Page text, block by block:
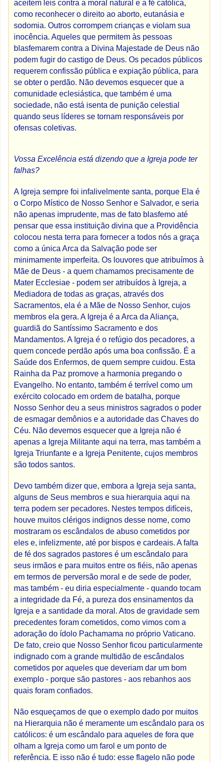
aceitem leis contra a moral natural e a fé católica,
como reconhecer o direito ao aborto, eutanásia e
sodomia. Outros corrompem crianças e violam sua
inocência. Aqueles que permitem às pessoas
blasfemarem contra a Divina Majestade de Deus não
podem fugir do castigo de Deus. Os pecados públicos
requerem confissão pública e expiação pública, para
se obter o perdão. Não devemos esquecer que a
comunidade eclesiástica, que também é uma
sociedade, não está isenta de punição celestial
quando seus líderes se tornam responsáveis ​​por
ofensas coletivas.
Vossa Excelência está dizendo que a Igreja pode ter
falhas?
A Igreja sempre foi infalivelmente santa, porque Ela é
o Corpo Místico de Nosso Senhor e Salvador, e seria
não apenas imprudente, mas de fato blasfemo até
pensar que essa instituição divina que a Providência
colocou nesta terra para fornecer a todos nós a graça
como a única Arca da Salvação pode ser
minimamente imperfeita. Os louvores que atribuímos à
Mãe de Deus - a quem chamamos precisamente de
Mater Ecclesiae - podem ser atribuídos à Igreja, a
Mediadora de todas as graças, através dos
Sacramentos, ela é a Mãe de Nosso Senhor, cujos
membros ela gera. A Igreja é a Arca da Aliança,
guardiã do Santíssimo Sacramento e dos
Mandamentos. A Igreja é o refúgio dos pecadores, a
quem concede perdão após uma boa confissão. É a
Saúde dos Enfermos, de quem sempre cuidou. Esta
Rainha da Paz promove a harmonia pregando o
Evangelho. No entanto, também é terrível como um
exército colocado em ordem de batalha, porque
Nosso Senhor deu a seus ministros sagrados o poder
de esmagar demônios e a autoridade das Chaves do
Céu. Não devemos esquecer que a Igreja não é
apenas a Igreja Militante aqui na terra, mas também a
Igreja Triunfante e a Igreja Penitente, cujos membros
são todos santos.
Devo também dizer que, embora a Igreja seja santa,
alguns de Seus membros e sua hierarquia aqui na
terra podem ser pecadores. Nestes tempos difíceis,
houve muitos clérigos indignos desse nome, como
mostraram os escândalos de abuso cometidos por
eles e, infelizmente, até por bispos e cardeais. A falta
de fé dos sagrados pastores é um escândalo para
seus irmãos e para muitos entre os fiéis, não apenas
em termos de perversão moral e de sede de poder,
mas também - eu diria especialmente - quando tocam
a integridade da Fé, a pureza dos ensinamentos da
Igreja e a santidade da moral. Atos de gravidade sem
precedentes foram cometidos, como vimos com a
adoração do ídolo Pachamama no próprio Vaticano.
De fato, creio que Nosso Senhor ficou particularmente
indignado com a grande multidão de escândalos
cometidos por aqueles que deveriam dar um bom
exemplo - porque são pastores - aos rebanhos aos
quais foram confiados.
Não esqueçamos de que o exemplo dado por muitos
na Hierarquia não é meramente um escândalo para os
católicos: é um escândalo para aqueles de fora que
olham a Igreja como um farol e um ponto de
referência. E isso não é tudo: esse flagelo não pode